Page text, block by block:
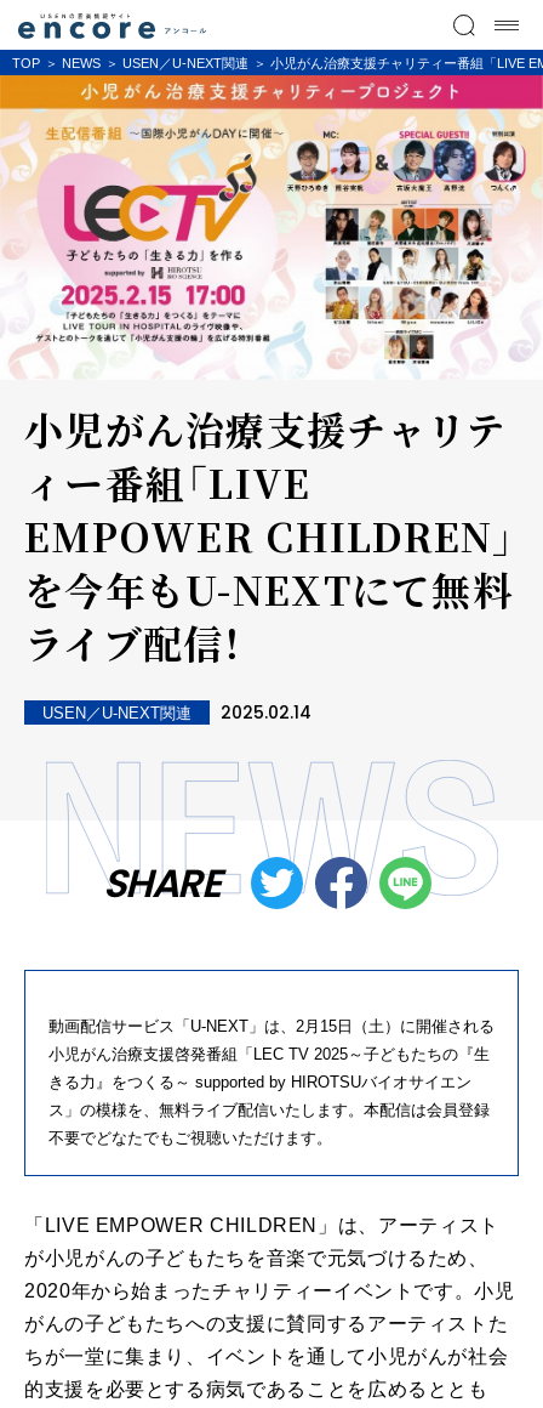
TOP NEWS USEN／U-NEXT関連 小児がん治療支援チャリティー番組「LIVE
小児がん治療支援チャリテ
ィー番組「LIVE
EMPOWER CHILDREN」
を今年もU-NEXTにて無料
ライブ配信！
USEN／U-NEXT関連 2025.02.14
SHARE
動画配信サービス「 U-NEXT 」は、 2月 15 日（土）に開催される
小児がん治療支援啓発番組「 LEC TV 2025～子どもたちの『生
きる力』をつくる～ supported by HIROTSUバイオサイエン
ス」の模様を、無料ライブ配信いたします。本配信は会員登録
不要でどなたでもご視聴いただけます。
「 LIVE EMPOWER CHILDREN 」は、アーティスト
が小児がんの子どもたちを音楽で元気づけるため、
2020年から始まったチャリティーイベントです。小児
がんの子どもたちへの支援に賛同するアーティストた
ちが一堂に集まり、イベントを通して小児がんが社会
的支援を必要とする病気であることを広めるととも